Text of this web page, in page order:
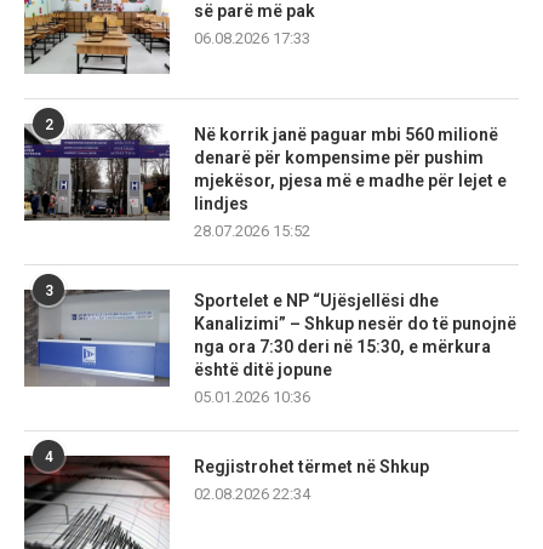
së parë më pak
06.08.2026 17:33
2
Në korrik janë paguar mbi 560 milionë
denarë për kompensime për pushim
mjekësor, pjesa më e madhe për lejet e
lindjes
28.07.2026 15:52
3
Sportelet e NP “Ujësjellësi dhe
Kanalizimi” – Shkup nesër do të punojnë
nga ora 7:30 deri në 15:30, e mërkura
është ditë jopune
05.01.2026 10:36
4
Regjistrohet tërmet në Shkup
02.08.2026 22:34